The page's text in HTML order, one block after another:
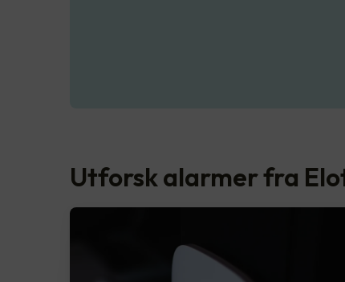
Utforsk alarmer fra